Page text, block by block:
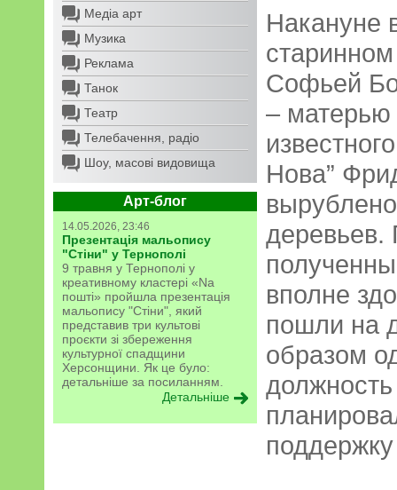
Медіа арт
Музика
Реклама
Танок
Театр
Телебачення, радіо
Шоу, масові видовища
Арт-блог
14.05.2026, 23:46
Презентація мальопису
"Стіни" у Тернополі
9 травня у Тернополі у
креативному кластері «Na
пошті» пройшла презентація
мальопису "Стіни", який
представив три культові
проєкти зі збереження
культурної спадщини
Херсонщини. Як це було:
детальніше за посиланням.
Детальніше
Накануне
Софьей
– матерью
Нова”
деревьев.
вполне
пошли на
образом
должность